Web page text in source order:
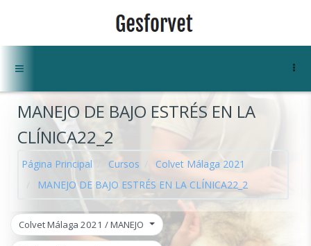
MANEJO DE BAJO ESTRÉS EN LA
CLÍNICA22_2
Página Principal Cursos
Colvet Málaga 2021
MANEJO DE BAJO ESTRÉS EN LA CLÍNICA22_2
Colvet Málaga 2021 / MANEJO DE BAJO ESTRÉS EN LA CLÍNICA22_2